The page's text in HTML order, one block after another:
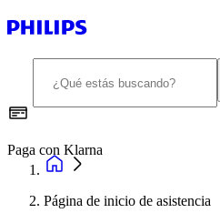
Paga con Klarna
Página de inicio de asistencia